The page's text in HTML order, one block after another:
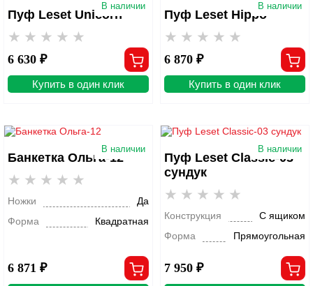
В наличии
Пуф Leset Unicorn
6 630 ₽
Купить в один клик
В наличии
Пуф Leset Hippo
6 870 ₽
Купить в один клик
В наличии
Банкетка Ольга-12
Ножки
Да
Форма
Квадратная
6 871 ₽
В наличии
Пуф Leset Classic-03
сундук
Конструкция
С ящиком
Форма
Прямоугольная
7 950 ₽